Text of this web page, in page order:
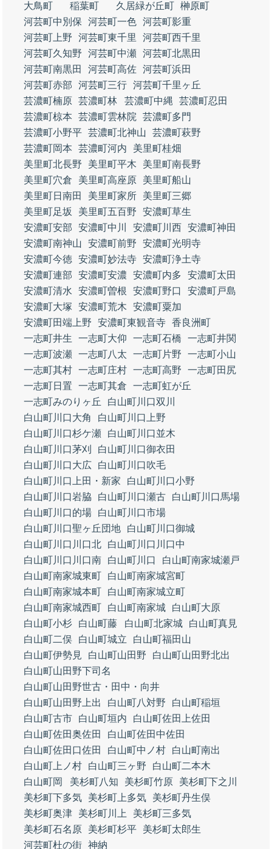
大鳥町
稲葉町 久居緑が丘町 榊原町
河芸町中別保
河芸町一色 河芸町影重
河芸町上野
河芸町東千里
河芸町西千里
河芸町久知野
河芸町中瀬 河芸町北黒田
河芸町南黒田
河芸町高佐 河芸町浜田
河芸町赤部
河芸町三行 河芸町千里ヶ丘
芸濃町楠原 芸濃町林 芸濃町中縄
芸濃町忍田
芸濃町椋本
芸濃町雲林院
芸濃町多門
芸濃町小野平 芸濃町北神山
芸濃町萩野
芸濃町岡本
芸濃町河内
美里町桂畑
美里町北長野
美里町平木
美里町南長野
美里町穴倉
美里町高座原
美里町船山
美里町日南田
美里町家所
美里町三郷
美里町足坂
美里町五百野
安濃町草生
安濃町安部
安濃町中川 安濃町川西 安濃町神田
安濃町南神山
安濃町前野
安濃町光明寺
安濃町今徳 安濃町妙法寺 安濃町浄土寺
安濃町連部
安濃町安濃 安濃町内多
安濃町太田
安濃町清水
安濃町曽根 安濃町野口
安濃町戸島
安濃町大塚
安濃町荒木
安濃町粟加
安濃町田端上野
安濃町東観音寺 香良洲町
一志町井生
一志町大仰 一志町石橋
一志町井関
一志町波瀬 一志町八太 一志町片野
一志町小山
一志町其村 一志町庄村 一志町高野
一志町田尻
一志町日置
一志町其倉
一志町虹が丘
一志町みのりヶ丘
白山町川口双川
白山町川口大角
白山町川口上野
白山町川口杉ケ瀬
白山町川口並木
白山町川口茅刈
白山町川口御衣田
白山町川口大広
白山町川口吹毛
白山町川口上田・新家
白山町川口小野
白山町川口岩脇
白山町川口瀬古
白山町川口馬場
白山町川口的場
白山町川口市場
白山町川口聖ヶ丘団地
白山町川口御城
白山町川口川口北
白山町川口川口中
白山町川口川口南
白山町川口
白山町南家城瀬戸
白山町南家城東町
白山町南家城宮町
白山町南家城本町
白山町南家城立町
白山町南家城西町
白山町南家城
白山町大原
白山町小杉
白山町藤 白山町北家城
白山町真見
白山町二俣
白山町城立
白山町福田山
白山町伊勢見
白山町山田野
白山町山田野北出
白山町山田野下司名
白山町山田野世古・田中・向井
白山町山田野上出
白山町八対野
白山町稲垣
白山町古市
白山町垣内
白山町佐田上佐田
白山町佐田奥佐田
白山町佐田中佐田
白山町佐田口佐田
白山町中ノ村
白山町南出
白山町上ノ村
白山町三ヶ野
白山町二本木
白山町岡
美杉町八知 美杉町竹原
美杉町下之川
美杉町下多気
美杉町上多気
美杉町丹生俣
美杉町奥津
美杉町川上
美杉町三多気
美杉町石名原
美杉町杉平
美杉町太郎生
河芸町杜の街 神納